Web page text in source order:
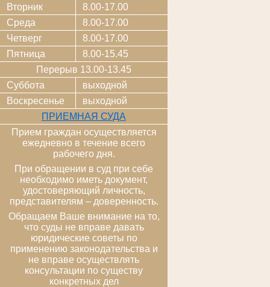
Вторник
8.00-17.00
Среда
8.00-17.00
Четверг
8.00-17.00
Пятница
8.00-15.45
Перерыв 13.00-13.45
Суббота
выходной
Воскресенье
выходной
ПРИЕМНАЯ СУДА
Прием граждан осуществляется
ежедневно в течение всего
рабочего дня.
При обращении в суд при себе
необходимо иметь документ,
удостоверяющий личность,
представителям – доверенность.
Обращаем Ваше внимание на то,
что суды не вправе давать
юридические советы по
применению законодательства и
не вправе осуществлять
консультации по существу
конкретных дел